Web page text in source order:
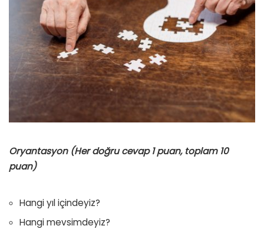
Oryantasyon (Her doğru cevap 1 puan, toplam 10
puan)
Hangi yıl içindeyiz?
Hangi mevsimdeyiz?